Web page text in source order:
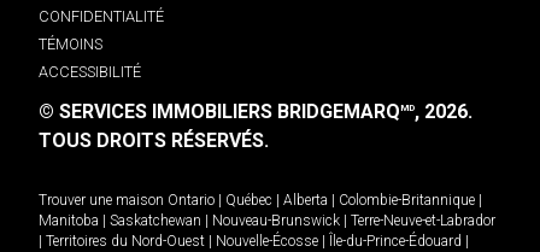
CONFIDENTIALITÉ
TÉMOINS
ACCESSIBILITÉ
© SERVICES IMMOBILIERS BRIDGEMARQMD, 2026.
TOUS DROITS RÉSERVÉS.
Trouver une maison Ontario Québec Alberta Colombie-Britannique
Manitoba
Saskatchewan Nouveau-Brunswick
Terre-Neuve-et-Labrador
Territoires du Nord-Ouest Nouvelle-Écosse Île-du-Prince-Édouard